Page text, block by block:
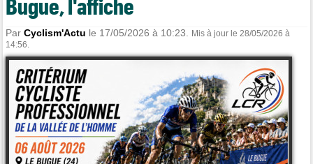
Bugue, l'affiche
ParCyclism'Actu le 17/05/2026 à 10:23.
Mis à jour le 28/05/2026 à
14:56.